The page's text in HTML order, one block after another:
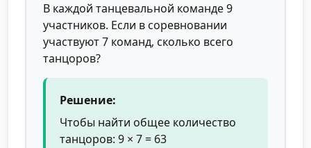
В каждой танцевальной команде 9
участников. Если в соревновании
участвуют 7 команд, сколько всего
танцоров?
Решение:
Чтобы найти общее количество
танцоров: 9 × 7 = 63